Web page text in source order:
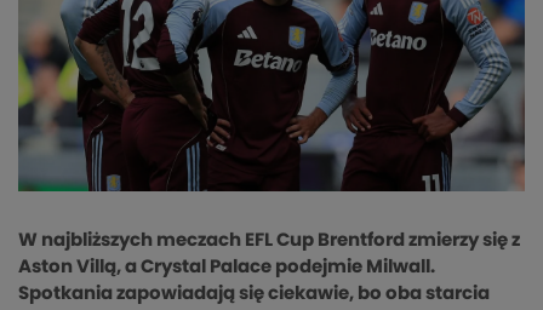
W najbliższych meczach EFL Cup Brentford zmierzy się z
Aston Villą, a Crystal Palace podejmie Milwall.
Spotkania zapowiadają się ciekawie, bo oba starcia